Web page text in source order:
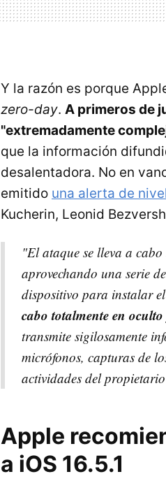
Y la razón es porque
zero-day. A primeros de
"extremadamente
que la información
desalentadora. No en
emitido una alerta de
Kucherin, Leonid
"El ataque se lleva a
aprovechando una serie
dispositivo para instalar
cabo totalmente en
transmite sigilosamente
micrófonos, capturas de
actividades del
Apple
a iOS 16.5.1